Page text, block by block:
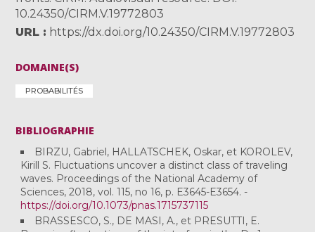
10.24350/CIRM.V.19772803
URL
https://dx.doi.org/10.24350/CIRM.V.19772803
DOMAINE(S)
PROBABILITÉS
BIBLIOGRAPHIE
BIRZU, Gabriel, HALLATSCHEK, Oskar, et KOROLEV,
Kirill S. Fluctuations uncover a distinct class of traveling
waves. Proceedings of the National Academy of
Sciences, 2018, vol. 115, no 16, p. E3645-E3654. -
https://doi.org/10.1073/pnas.1715737115
BRASSESCO, S., DE MASI, A., et PRESUTTI, E.